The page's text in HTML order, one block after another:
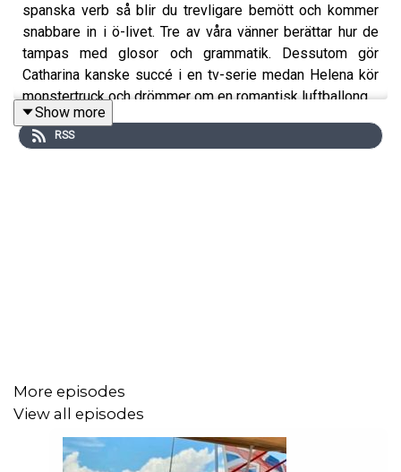
spanska verb så blir du trevligare bemött och kommer
snabbare in i ö-livet. Tre av våra vänner berättar hur de
tampas med glosor och grammatik. Dessutom gör
Catharina kanske succé i en tv-serie medan Helena kör
monstertruck och drömmer om en romantisk luftballong.
Show more
RSS
More episodes
View all episodes